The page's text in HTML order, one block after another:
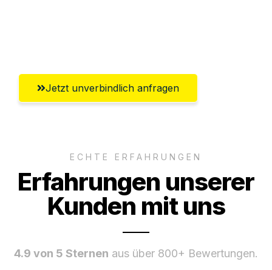
Jetzt unverbindlich anfragen
ECHTE ERFAHRUNGEN
Erfahrungen unserer
Kunden mit uns
4.9 von 5 Sternen aus über 800+ Bewertungen.